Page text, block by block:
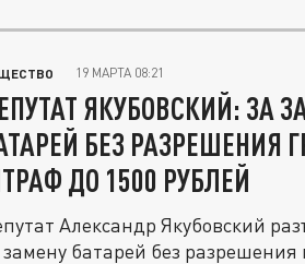
19 МАРТА 08:21
ЯКУБОВСКИЙ: ЗА
БЕЗ РАЗРЕШЕНИЯ
ДО 1500 РУБЛЕЙ
Александр Якубовский
замену батарей без разрешения